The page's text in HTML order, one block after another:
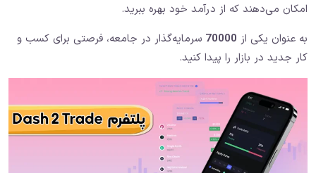
امکان می‌دهند که از درآمد خود بهره ببرید.
به عنوان یکی از 70000 سرمایه‌گذار در جامعه، فرصتی برای کسب و
کار جدید در بازار را پیدا کنید.